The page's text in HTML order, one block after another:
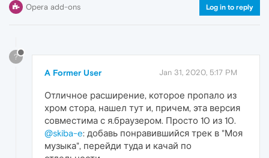
Opera add-ons Log in to reply
?
A Former User Jan 31, 2020, 5:17 PM
Отличное расширение, которое пропало из
хром стора, нашел тут и, причем, эта версия
совместима с я.браузером. Просто 10 из 10.
@skiba-e: добавь понравившийся трек в "Моя
музыка", перейди туда и качай по